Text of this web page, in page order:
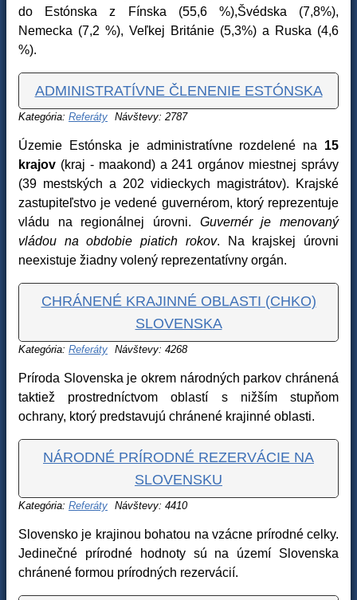
do Estónska z Fínska (55,6 %),Švédska (7,8%),
Nemecka (7,2 %), Veľkej Británie (5,3%) a Ruska (4,6
%).
ADMINISTRATÍVNE ČLENENIE ESTÓNSKA
Kategória: Referáty Návštevy: 2787
Územie Estónska je administratívne rozdelené na 15
krajov (kraj - maakond) a 241 orgánov miestnej správy
(39 mestských a 202 vidieckych magistrátov). Krajské
zastupiteľstvo je vedené guvernérom, ktorý reprezentuje
vládu na regionálnej úrovni. Guvernér je menovaný
vládou na obdobie piatich rokov. Na krajskej úrovni
neexistuje žiadny volený reprezentatívny orgán.
CHRÁNENÉ KRAJINNÉ OBLASTI (CHKO)
SLOVENSKA
Kategória: Referáty Návštevy: 4268
Príroda Slovenska je okrem národných parkov chránená
taktiež prostredníctvom oblastí s nižším stupňom
ochrany, ktorý predstavujú chránené krajinné oblasti.
NÁRODNÉ PRÍRODNÉ REZERVÁCIE NA
SLOVENSKU
Kategória: Referáty Návštevy: 4410
Slovensko je krajinou bohatou na vzácne prírodné celky.
Jedinečné prírodné hodnoty sú na území Slovenska
chránené formou prírodných rezervácií.